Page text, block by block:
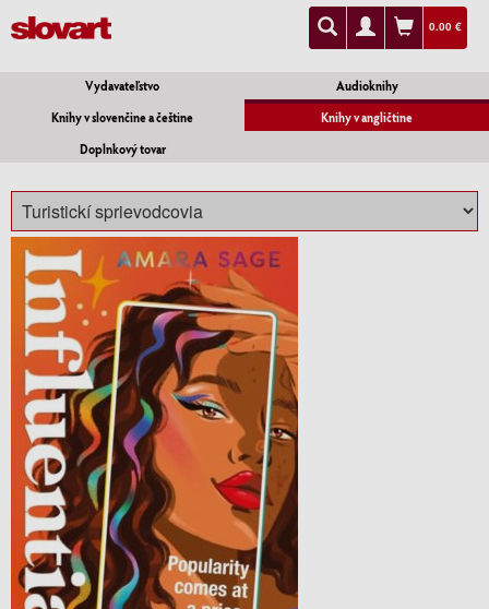
0.00 €
Vydavateľstvo
Audioknihy
Knihy v slovenčine a češtine
Knihy v angličtine
Doplnkový tovar